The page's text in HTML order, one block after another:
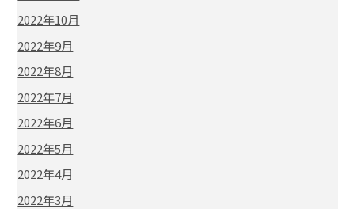
2022年10月
2022年9月
2022年8月
2022年7月
2022年6月
2022年5月
2022年4月
2022年3月